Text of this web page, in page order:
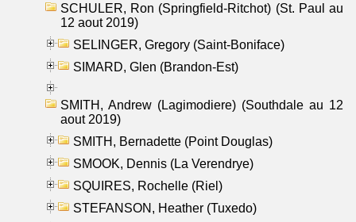
SCHULER, Ron (Springfield-Ritchot) (St. Paul au
12 aout 2019)
SELINGER, Gregory (Saint-Boniface)
SIMARD, Glen (Brandon-Est)
SMITH, Andrew (Lagimodiere) (Southdale au 12
aout 2019)
SMITH, Bernadette (Point Douglas)
SMOOK, Dennis (La Verendrye)
SQUIRES, Rochelle (Riel)
STEFANSON, Heather (Tuxedo)